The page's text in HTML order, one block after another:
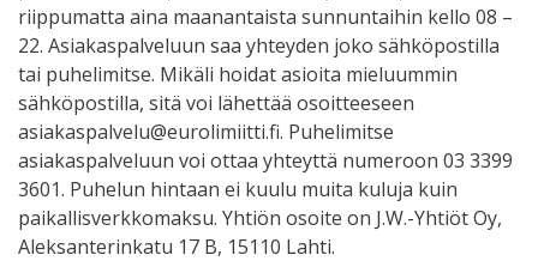
riippumatta aina maanantaista sunnuntaihin kello 08 –
22. Asiakaspalveluun saa yhteyden joko sähköpostilla
tai puhelimitse. Mikäli hoidat asioita mieluummin
sähköpostilla, sitä voi lähettää osoitteeseen
asiakaspalvelu@eurolimiitti.fi. Puhelimitse
asiakaspalveluun voi ottaa yhteyttä numeroon 03 3399
3601. Puhelun hintaan ei kuulu muita kuluja kuin
paikallisverkkomaksu. Yhtiön osoite on J.W.-Yhtiöt Oy,
Aleksanterinkatu 17 B, 15110 Lahti.